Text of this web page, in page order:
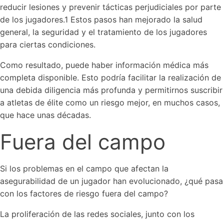
reducir lesiones y prevenir tácticas perjudiciales por parte
de los jugadores.1 Estos pasos han mejorado la salud
general, la seguridad y el tratamiento de los jugadores
para ciertas condiciones.
Como resultado, puede haber información médica más
completa disponible. Esto podría facilitar la realización de
una debida diligencia más profunda y permitirnos suscribir
a atletas de élite como un riesgo mejor, en muchos casos,
que hace unas décadas.
Fuera del campo
Si los problemas en el campo que afectan la
asegurabilidad de un jugador han evolucionado, ¿qué pasa
con los factores de riesgo fuera del campo?
La proliferación de las redes sociales, junto con los